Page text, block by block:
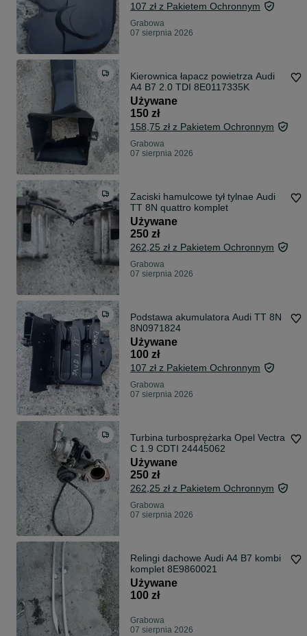
107 zł z Pakietem Ochronnym
Grabowa
07 sierpnia 2026
Kierownica łapacz powietrza Audi
A4 B7 2.0 TDI 8E0117335K
Używane
150 zł
158,75 zł z Pakietem Ochronnym
Grabowa
07 sierpnia 2026
Zaciski hamulcowe tył tylnae Audi
TT 8N quattro komplet
Używane
250 zł
262,25 zł z Pakietem Ochronnym
Grabowa
07 sierpnia 2026
Podstawa akumulatora Audi TT 8N
8N0971824
Używane
100 zł
107 zł z Pakietem Ochronnym
Grabowa
07 sierpnia 2026
Turbina turbosprężarka Opel Vectra
C 1.9 CDTI 24445062
Używane
250 zł
262,25 zł z Pakietem Ochronnym
Grabowa
07 sierpnia 2026
Relingi dachowe Audi A4 B7 kombi
komplet 8E9860021
Używane
100 zł
Grabowa
07 sierpnia 2026